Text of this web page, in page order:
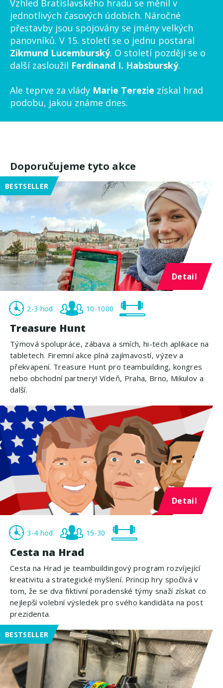
Vzhled Bratislavského hradu se měnil v
jednotlivých časových údobích. Náročné
přestavby jsou spojovány se jmény velkých
panovníků. V 15. století se o jednu postaral
Zikmund Lucemburský. O století později se o
další zasloužil Ferdinand I. Habsburský.
Ale teprve za vlády Marie Terezie získal hrad
podobu, jakou známe dnes.
Doporučujeme tyto akce
BESTSELLER
Detail
2-3 hod 10-1000
Treasure Hunt
Týmová spolupráce, zábava a smích, hi-tech aplikace na
tabletech. Firemní akce plná zajímavostí, výzev a
překvapení. Treasure Hunt pro teambuilding, kongres
nebo obchodní partnery! Vídeň, Praha, Brno, Mikulov a
další.
Detail
3-4 hod 15-30
Cesta na Hrad
Cesta na Hrad je teambuildingový program rozvíjející
kreativitu a strategické myšlení. Princip hry spočívá v
tom, že se dva fiktivní poradenské týmy snaží získat co
nejlepší volební výsledek pro svého kandidáta na post
prezidenta.
BESTSELLER